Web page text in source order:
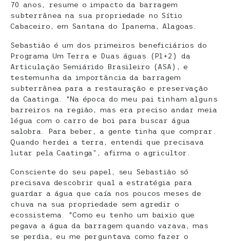
70 anos, resume o impacto da barragem
subterrânea na sua propriedade no Sítio
Cabaceiro, em Santana do Ipanema, Alagoas.
Sebastião é um dos primeiros beneficiários do
Programa Um Terra e Duas águas (P1+2) da
Articulação Semiárido Brasileiro (ASA), e
testemunha da importância da barragem
subterrânea para a restauração e preservação
da Caatinga. “Na época do meu pai tinham alguns
barreiros na região, mas era preciso andar meia
légua com o carro de boi para buscar água
salobra. Para beber, a gente tinha que comprar.
Quando herdei a terra, entendi que precisava
lutar pela Caatinga”, afirma o agricultor.
Consciente do seu papel, seu Sebastião só
precisava descobrir qual a estratégia para
guardar a água que caía nos poucos meses de
chuva na sua propriedade sem agredir o
ecossistema. “Como eu tenho um baixio que
pegava a água da barragem quando vazava, mas
se perdia, eu me perguntava como fazer o